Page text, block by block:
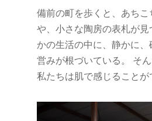
備前の町を歩くと、あち
や、小さな陶房の表札が
かの生活の中に、静かに
営みが根づいている。 そん
私たちは肌で感じることが